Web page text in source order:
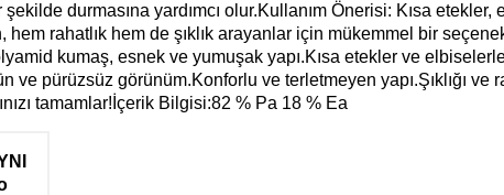
durmasına yardımcı olur.Kullanım Önerisi: Kısa
hem rahatlık hem de şıklık arayanlar için mükemmel bir
kumaş, esnek ve yumuşak yapı.Kısa etekler ve
pürüzsüz görünüm.Konforlu ve terletmeyen yapı.Şıklığı ve
tamamlar!İçerik Bilgisi:82 % Pa 18 % Ea